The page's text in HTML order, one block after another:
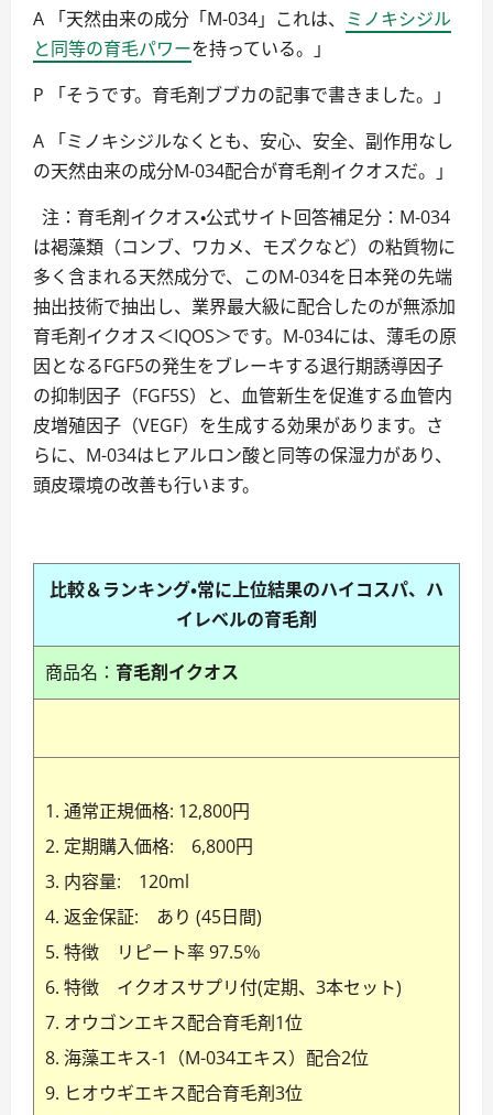
A 「天然由来の成分「M-034」これは、 ミノキシジル
と同等の育毛パワーを持っている。」
P 「そうです。育毛剤ブブカの記事で書きました。」
A 「ミノキシジルなくとも、安心、安全、副作用なし
の天然由来の成分M-034配合が育毛剤イクオスだ。」
注：育毛剤イクオス・公式サイト回答補足分：M-034
は褐藻類（コンブ、ワカメ、モズクなど）の粘質物に
多く含まれる天然成分で、このM-034を日本発の先端
抽出技術で抽出し、業界最大級に配合したのが無添加
育毛剤イクオス＜IQOS＞です。M-034には、薄毛の原
因となるFGF5の発生をブレーキする退行期誘導因子
の抑制因子（FGF5S）と、血管新生を促進する血管内
皮増殖因子（VEGF）を生成する効果があります。さ
らに、M-034はヒアルロン酸と同等の保湿力があり、
頭皮環境の改善も行います。
比較＆ランキング・常に上位結果のハイコスパ、ハ
イレベルの育毛剤
商品名： 育毛剤イクオス
通常正規価格: 12,800円
定期購入価格: 6,800円
内容量: 120ml
返金保証: あり (45日間)
特徴 リピート率 97.5％
特徴 イクオスサプリ付(定期、3本セット)
オウゴンエキス配合育毛剤1位
海藻エキス-1（M-034エキス）配合2位
ヒオウギエキス配合育毛剤3位